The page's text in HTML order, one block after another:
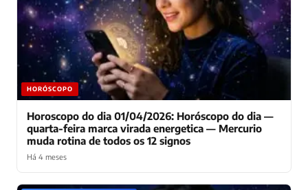
HORÓSCOPO
Horoscopo do dia 01/04/2026: Horóscopo do dia —
quarta-feira marca virada energetica — Mercurio
muda rotina de todos os 12 signos
Há 4 meses